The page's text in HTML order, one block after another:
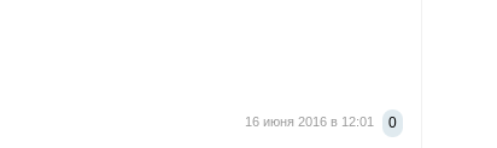
0
16 июня 2016 в 12:01